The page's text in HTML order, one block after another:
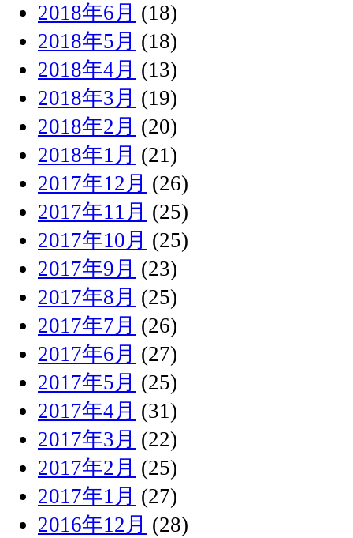
2018年6月 (18)
2018年5月 (18)
2018年4月 (13)
2018年3月 (19)
2018年2月 (20)
2018年1月 (21)
2017年12月 (26)
2017年11月 (25)
2017年10月 (25)
2017年9月 (23)
2017年8月 (25)
2017年7月 (26)
2017年6月 (27)
2017年5月 (25)
2017年4月 (31)
2017年3月 (22)
2017年2月 (25)
2017年1月 (27)
2016年12月 (28)